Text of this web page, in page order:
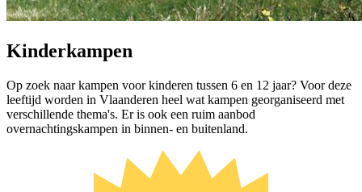
Kinderkampen
Op zoek naar kampen voor kinderen tussen 6 en 12 jaar? Voor deze
leeftijd worden in Vlaanderen heel wat kampen georganiseerd met
verschillende thema's. Er is ook een ruim aanbod
overnachtingskampen in binnen- en buitenland.